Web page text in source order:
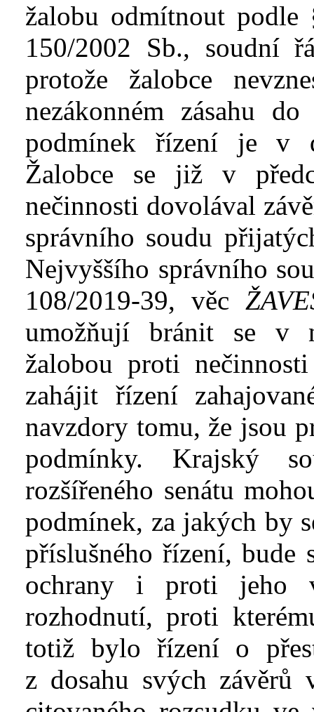
žalobu odmítnout
150/2002 Sb., soudní
protože žalobce
nezákonném zásahu
podmínek řízení je v
Žalobce se již v
nečinnosti dovolával
správního soudu
Nejvyššího správního
108/2019-39, věc
umožňují bránit se v
žalobou proti
zahájit řízení
navzdory tomu, že jsou
podmínky. Krajský
rozšířeného senátu
podmínek, za jakých by
příslušného řízení, bude
ochrany i proti jeho
rozhodnutí, proti
totiž bylo řízení o
z dosahu svých